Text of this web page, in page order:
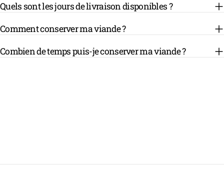
Quels sont les jours de livraison disponibles ?
Comment conserver ma viande ?
Combien de temps puis-je conserver ma viande ?